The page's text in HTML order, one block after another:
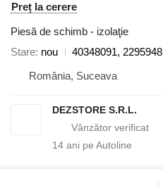
Preț la cerere
Piesă de schimb - izolaţie
Stare nou
40348091, 2295948
România, Suceava
DEZSTORE S.R.L.
14 ani pe Autoline